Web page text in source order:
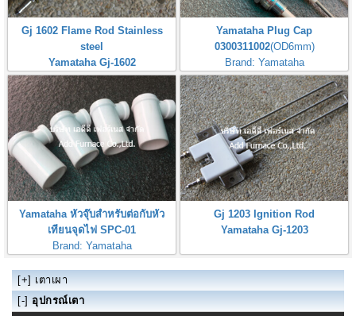
Gj 1602 Flame Rod Stainless
steel
Yamataha Gj-1602
Yamataha Plug Cap
0300311002(OD6mm)
Brand: Yamataha
หัวจุ๊บสำหรับต่อกับหัวเทียนจุดไฟ
Yamataha หัวจุ๊บสำหรับต่อกับหัว
เทียนจุดไฟ SPC-01
Brand: Yamataha
Gj 1203 Ignition Rod
Yamataha Gj-1203
[+] เตาเผา
[-] อุปกรณ์เตา